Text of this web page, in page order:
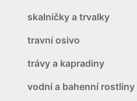
skalničky a trvalky
travní osivo
trávy a kapradiny
vodní a bahenní rostliny